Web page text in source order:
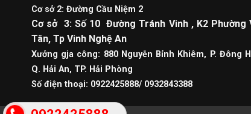
Cơ sở 2: Đường Cầu Niệm 2
Cơ sở 3: Số 10 Đường Tránh Vinh , K2 Phường
Tân, Tp Vinh Nghệ An
Xưởng gja công: 880 Nguyễn Bỉnh Khiêm, P. Đông
Q. Hải An, TP. Hải Phòng
Số điện thoại: 0922425888/ 0932843388